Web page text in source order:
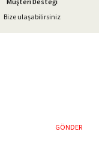
Bize ulaşabilirsiniz
GÖNDER